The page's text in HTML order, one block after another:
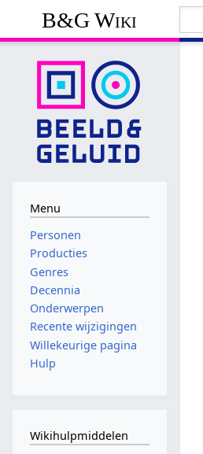
B&G Wiki
Menu
Personen
Producties
Genres
Decennia
Onderwerpen
Recente wijzigingen
Willekeurige pagina
Hulp
Wikihulpmiddelen